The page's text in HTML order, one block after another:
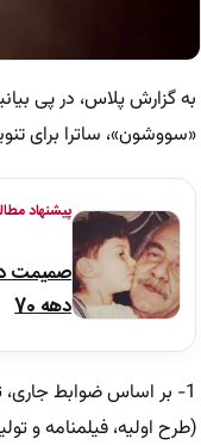
به گزارش پلاس، در پی
«سووشون»، ساترا برای
پیشنهاد
صمیمت
دهه 70
1- بر اساس ضوابط
(طرح اولیه، فیلمنامه و